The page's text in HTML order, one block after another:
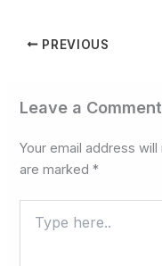
PREVIOUS
Leave a Comment
Your email address
are marked*
here..